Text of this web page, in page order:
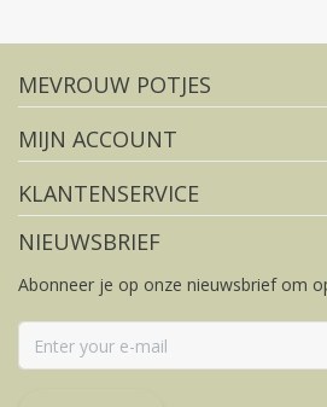
FACEBOOK
MEVROUW POTJES
MIJN ACCOUNT
KLANTENSERVICE
NIEUWSBRIEF
Abonneer je op onze nieuwsbrief om